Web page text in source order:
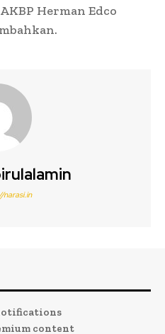
Herman Edco
narasi.in
content